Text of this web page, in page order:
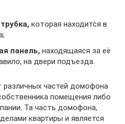
которая находится в
панель, находящаяся за её
на двери подъезда.
частей домофона
помещения либо
Та часть домофона,
квартиры и является